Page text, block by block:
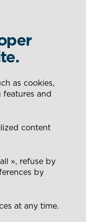
as cookies,
and
content
», refuse by
by
at any time.